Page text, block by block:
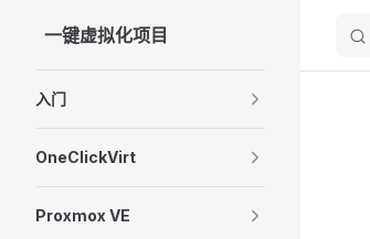
Skip to content
一键虚拟化项目
入门
OneClickVirt
Proxmox VE